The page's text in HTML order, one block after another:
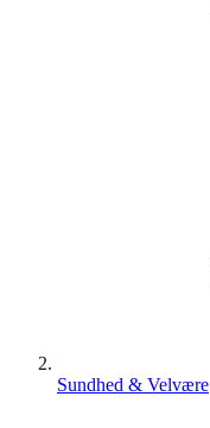
Sundhed & Velvære